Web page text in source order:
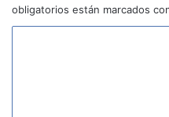
obligatorios están marcados